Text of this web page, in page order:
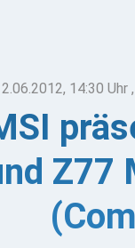
14:30 Uhr
Z77